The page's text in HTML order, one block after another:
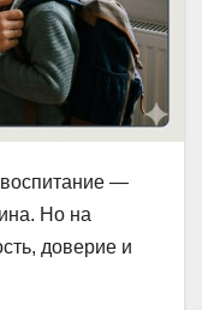
—
Но на
доверие и